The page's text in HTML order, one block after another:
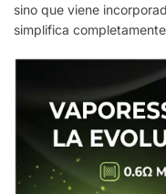
sino que viene
simplifica